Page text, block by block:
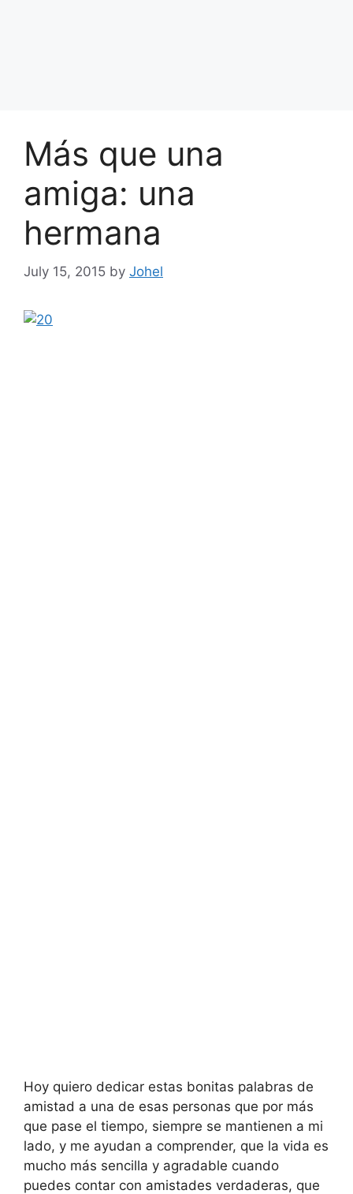
Más que una
amiga: una
hermana
July 15, 2015 by Johel
Hoy quiero dedicar estas bonitas palabras de
amistad a una de esas personas que por más
que pase el tiempo, siempre se mantienen a mi
lado, y me ayudan a comprender, que la vida es
mucho más sencilla y agradable cuando
puedes contar con amistades verdaderas, que